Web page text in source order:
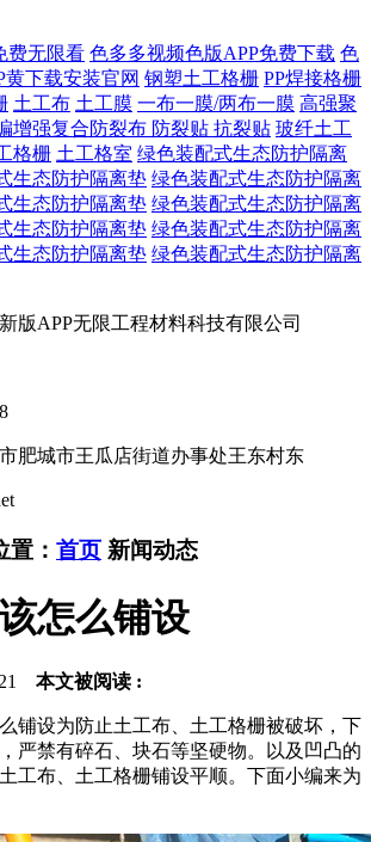
费无限看 色多多视频色版APP免费下载 色
黄下载安装官网 钢塑土工格栅 PP焊接格栅
土工布 土工膜 一布一膜/两布一膜 高强聚
增强复合防裂布 防裂贴 抗裂贴 玻纤土工
格栅 土工格室 绿色装配式生态防护隔离
生态防护隔离垫 绿色装配式生态防护隔离
生态防护隔离垫 绿色装配式生态防护隔离
生态防护隔离垫 绿色装配式生态防护隔离
生态防护隔离垫 绿色装配式生态防护隔离
版APP无限工程材料科技有限公司
安市肥城市王瓜店街道办事处王东村东
： 首页 新闻动态
怎么铺设
21 本文被阅读 :
为防止土工布、土工格栅被破坏，下
严禁有碎石、块石等坚硬物。以及凹凸的
工布、土工格栅铺设平顺。下面小编来为